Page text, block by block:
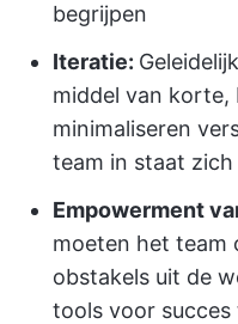
begrijpen
Iteratie:
middel van korte,
minimaliseren
team in staat zich
Empowerment
moeten het team
obstakels uit de
tools voor succes